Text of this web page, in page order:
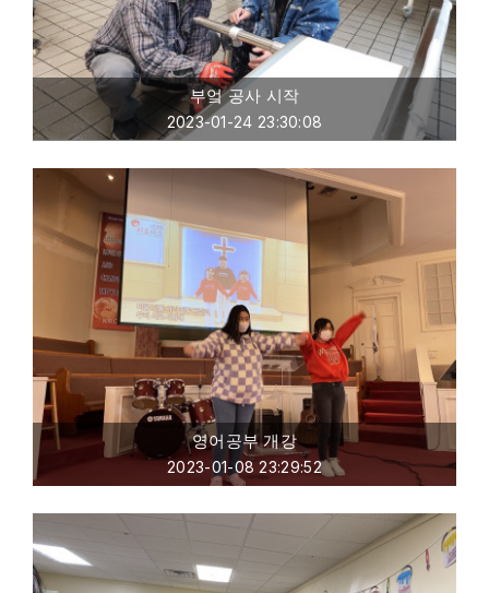
부엌 공사 시작
2023-01-24 23:30:08
영어공부 개강
2023-01-08 23:29:52